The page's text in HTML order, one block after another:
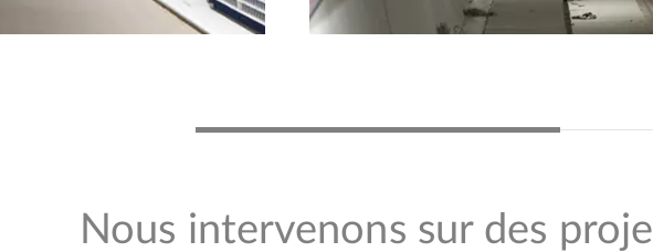
Nous intervenons sur des